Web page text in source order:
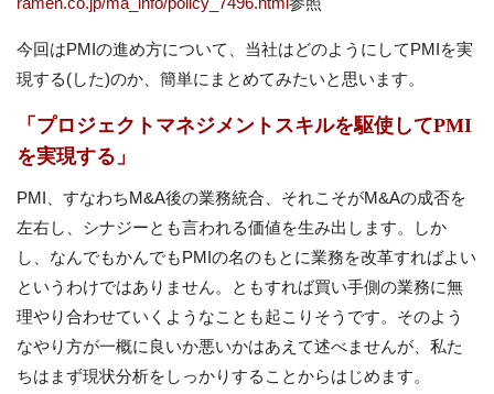
今回はPMIの進め方について、当社はどのようにしてPMIを実
現する(した)のか、簡単にまとめてみたいと思います。
「プロジェクトマネジメントスキルを駆使してPMI
を実現する」
PMI、すなわちM&A後の業務統合、それこそがM&Aの成否を
左右し、シナジーとも言われる価値を生み出します。しか
し、なんでもかんでもPMIの名のもとに業務を改革すればよい
というわけではありません。ともすれば買い手側の業務に無
理やり合わせていくようなことも起こりそうです。そのよう
なやり方が一概に良いか悪いかはあえて述べませんが、私た
ちはまず現状分析をしっかりすることからはじめます。